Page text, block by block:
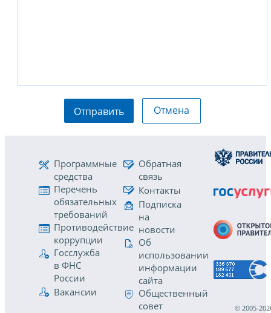
Отправить Отмена
Программные
средства
Перечень
обязательных
требований
Противодействие
коррупции
Госслужба
в ФНС
России
Вакансии
Обратная
связь
Контакты
Подписка
на
новости
Об
использовании
информации
сайта
Общественный
совет
© 2005-